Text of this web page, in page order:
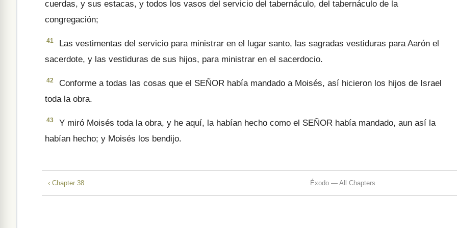
cuerdas, y sus estacas, y todos los vasos del servicio del taber­náculo, del tabernáculo de la
congregación;
41
Las vestimentas del servicio para ministrar en el lugar santo, las sagradas vestiduras para Aarón el
sacerdote, y las vestiduras de sus hijos, para ministrar en el sacerdocio.
42
Conforme a todas las cosas que el SEÑOR había man­dado a Moisés, así hicieron los hijos de Israel
toda la obra.
43
Y miró Moisés toda la obra, y he aquí, la habían hecho como el SEÑOR había mandado, aun así la
habían hecho; y Moisés los bendijo.
‹ Chapter 38 Éxodo — All Chapters